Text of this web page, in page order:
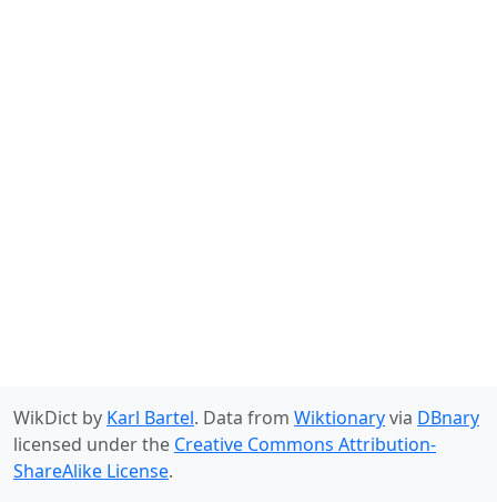
WikDict by Karl Bartel. Data from Wiktionaryvia DBnary
licensed under the Creative Commons Attribution-
ShareAlike License.